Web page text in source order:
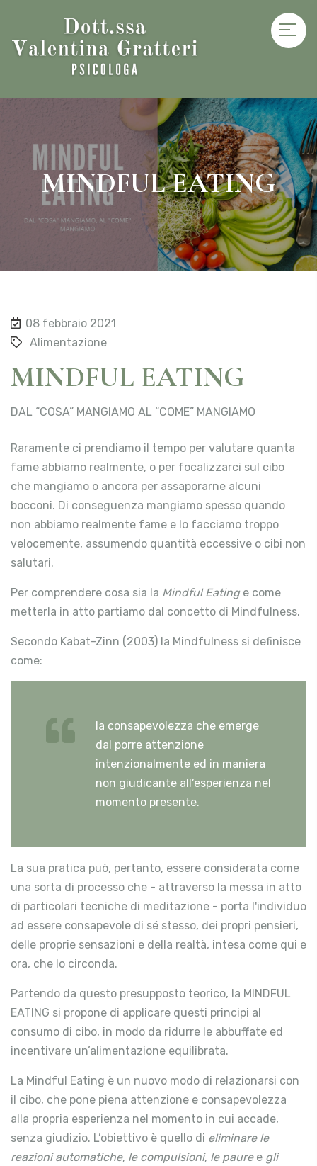
MINDFUL EATING
08 febbraio 2021
Alimentazione
MINDFUL EATING
DAL “COSA” MANGIAMO AL “COME” MANGIAMO
Raramente ci prendiamo il tempo per valutare quanta
fame abbiamo realmente, o per focalizzarci sul cibo
che mangiamo o ancora per assaporarne alcuni
bocconi. Di conseguenza mangiamo spesso quando
non abbiamo realmente fame e lo facciamo troppo
velocemente, assumendo quantità eccessive o cibi non
salutari.
Per comprendere cosa sia la Mindful Eatinge come
metterla in atto partiamo dal concetto di Mindfulness.
Secondo Kabat-Zinn (2003) la Mindfulness si definisce
come:
la consapevolezza che emerge
dal porre attenzione
intenzionalmente ed in maniera
non giudicante all’esperienza nel
momento presente.
La sua pratica può, pertanto, essere considerata come
una sorta di processo che - attraverso la messa in atto
di particolari tecniche di meditazione - porta l'individuo
ad essere consapevole di sé stesso, dei propri pensieri,
delle proprie sensazioni e della realtà, intesa come qui e
ora, che lo circonda.
Partendo da questo presupposto teorico, la MINDFUL
EATING si propone di applicare questi principi al
consumo di cibo, in modo da ridurre le abbuffate ed
incentivare un’alimentazione equilibrata.
La Mindful Eating è un nuovo modo di relazionarsi con
il cibo, che pone piena attenzione e consapevolezza
alla propria esperienza nel momento in cui accade,
senza giudizio. L’obiettivo è quello di eliminare le
reazioni automatiche, le compulsioni, le pauree gli